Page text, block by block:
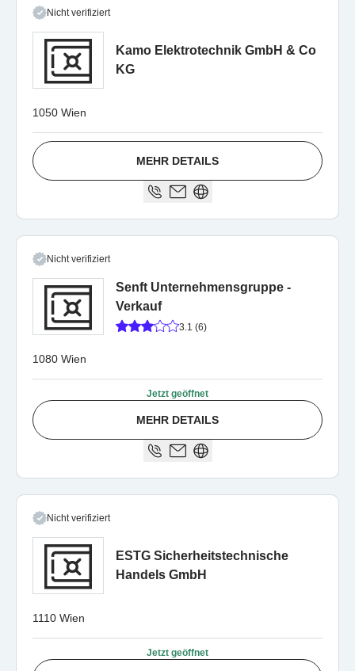
Nicht verifiziert
Kamo Elektrotechnik GmbH & Co
KG
1050 Wien
MEHR DETAILS
Nicht verifiziert
Senft Unternehmensgruppe -
Verkauf
3.1 (6)
1080 Wien
Jetzt geöffnet
MEHR DETAILS
Nicht verifiziert
ESTG Sicherheitstechnische
Handels GmbH
1110 Wien
Jetzt geöffnet